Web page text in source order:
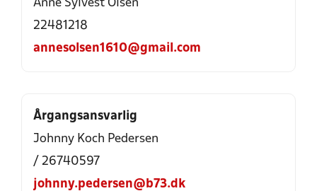
Anne Sylvest Olsen
22481218
annesolsen1610@gmail.com
Årgangsansvarlig
Johnny Koch Pedersen
/ 26740597
johnny.pedersen@b73.dk